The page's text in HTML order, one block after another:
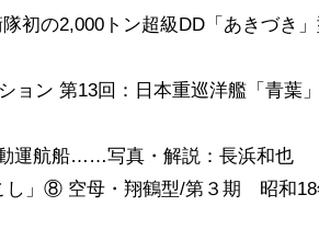
初の2,000トン超級DD「あきづき
ョン 第13回：日本重巡洋艦「青
運航船……写真・解説：長浜和也
し」⑧ 空母・翔鶴型/第３期 昭和18